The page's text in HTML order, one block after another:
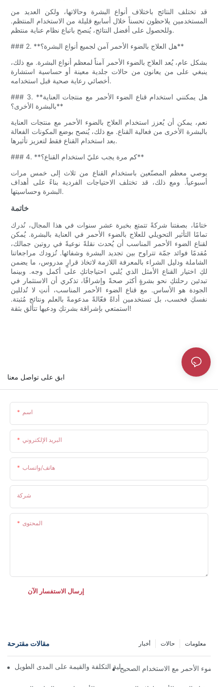
قد تختلف النتائج باختلاف أنواع البشرة وحالاتها، ولكن العديد من
المستخدمين يلاحظون تحسناً خلال أسابيع قليلة من الاستخدام المنتظم.
وللحصول على أفضل النتائج، يُنصح باتباع نظام عناية منتظم.
### 2. **هل العلاج بالضوء الأحمر آمن لجميع أنواع البشرة؟**
بشكل عام، يُعد العلاج بالضوء الأحمر آمناً لمعظم أنواع البشرة. مع ذلك،
ينبغي على من يعانون من حالات جلدية معينة أو حساسية استشارة
أخصائي رعاية صحية قبل استخدامه.
### 3. **هل يمكنني استخدام قناع الضوء الأحمر مع منتجات العناية
بالبشرة الأخرى؟**
نعم، يمكن أن يُعزز استخدام العلاج بالضوء الأحمر مع منتجات العناية
بالبشرة الأخرى من فعالية القناع. مع ذلك، يُنصح بوضع المكونات الفعالة
بعد استخدام القناع فقط لتعزيز تأثيرها.
### 4. **كم مرة يجب عليّ استخدام القناع؟**
يوصي معظم المصنّعين باستخدام القناع من ثلاث إلى خمس مرات
أسبوعياً. ومع ذلك، قد تختلف الاحتياجات الفردية بناءً على أهداف
البشرة وحساسيتها.
خاتمة
ختامًا، بصفتنا شركةً تتمتع بخبرة عشر سنوات في هذا المجال، نُدرك
تمامًا التأثير التحويلي للعلاج بالضوء الأحمر في العناية بالبشرة. يُمكن
لقناع الضوء الأحمر المناسب أن يُحدث نقلةً نوعيةً في روتين جمالك،
مُقدمًا فوائد جمّة تتراوح بين تجديد البشرة وشفائها. تُزودك مراجعاتنا
الشاملة ودليل الشراء بالمعرفة اللازمة لاتخاذ قرارٍ مدروس، ما يضمن
لكِ اختيار القناع الأمثل الذي يُلبي احتياجاتكِ على أكمل وجه. وبينما
تبدئين رحلتكِ نحو بشرةٍ أكثر صحةً وإشراقًا، تذكري أن الاستثمار في
الجودة هو الأساس. مع قناع الضوء الأحمر المناسب، أنتِ لا تُدللين
نفسكِ فحسب، بل تستخدمين أداةً فعّالةً مدعومةً بالعلم ونتائج مُثبتة.
استمتعي بإشراقة بشرتكِ ودعيها تتألق بثقة!
ابق على تواصل معنا
اسم
البريد الإلكتروني
هاتف/واتساب
شركة
المحتوى
إرسال الاستفسار الآن
مقالات مقترحة معلومات حالات أخبار
يضمن أفضل قناع للضوء الأحمر فعالية التكلفة والقيمة على المدى الطويل
الأحمر مع الاستخدام الصحيح